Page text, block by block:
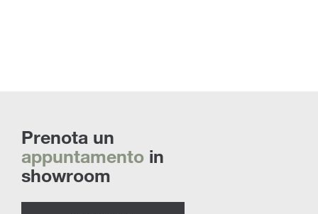
Prenota un
appuntamento in
showroom